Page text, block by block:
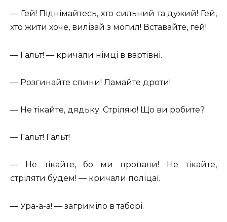
— Гей! Піднімайтесь, хто сильний та дужий! Гей,
хто жити хоче, вилізай з могил! Вставайте, гей!
— Гальт! — кричали німці в вартівні.
— Розгинайте спини! Ламайте дроти!
— Не тікайте, дядьку. Стріляю! Що ви робите?
— Гальт! Гальт!
— Не тікайте, бо ми пропали! Не тікайте,
стріляти будем! — кричали поліцаї.
— Ура-а-а! — загриміло в таборі.